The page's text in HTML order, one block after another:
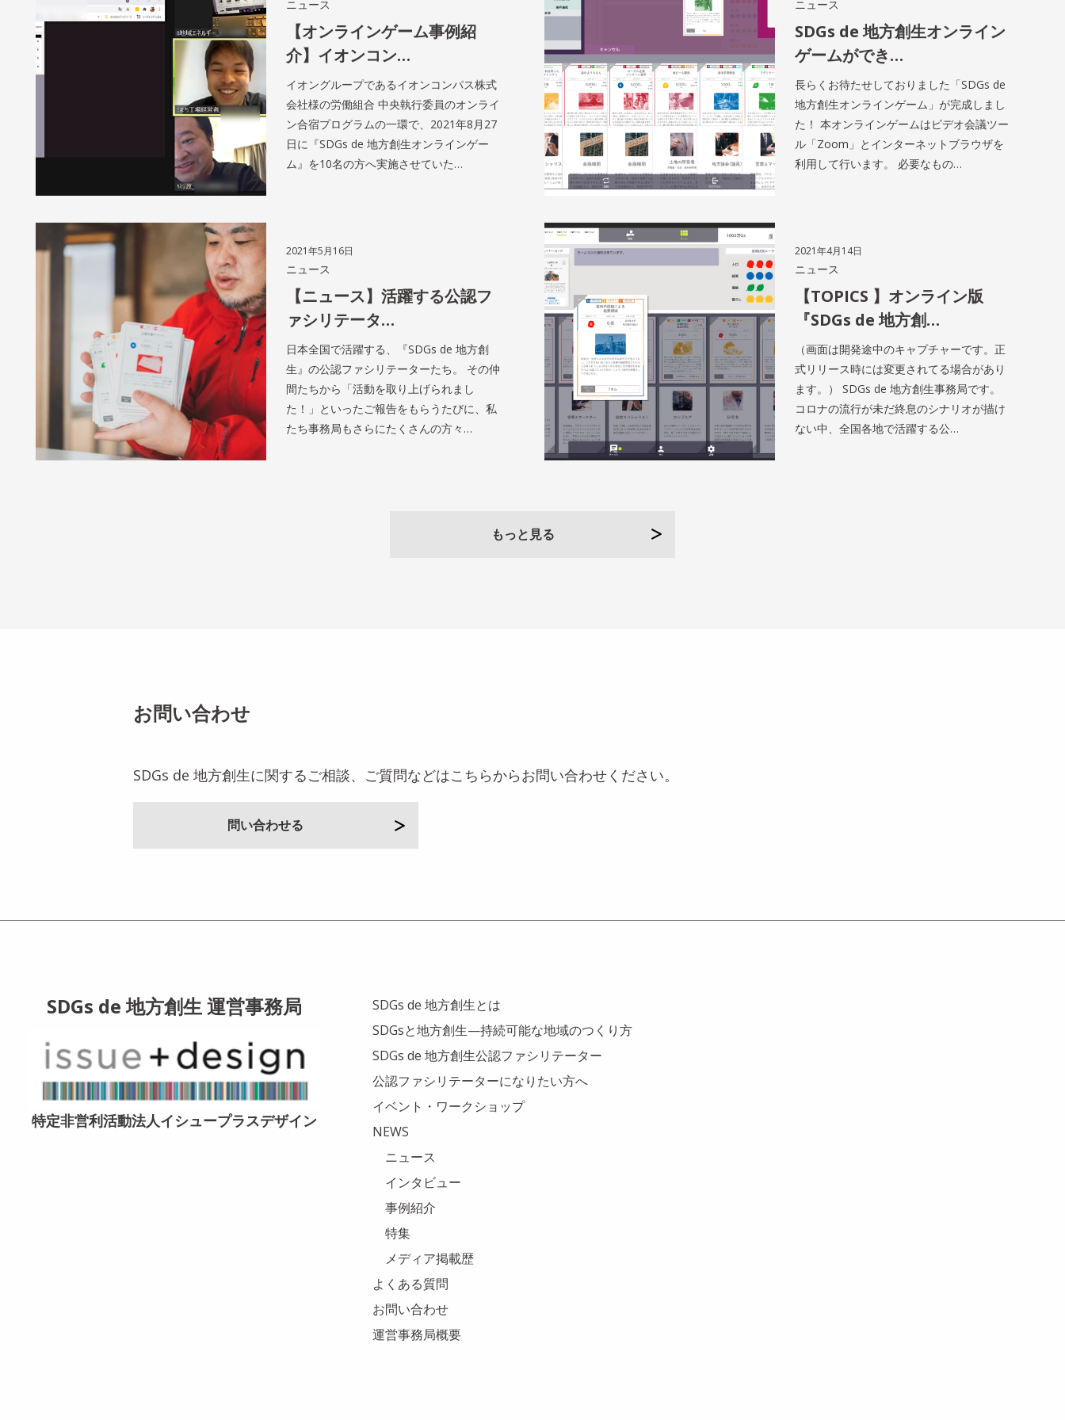
ニュース
【オンラインゲーム事例紹
介】イオンコン…
イオングループであるイオンコンパス株式
会社様の労働組合 中央執行委員のオンライ
ン合宿プログラムの一環で、2021年8月27
日に『SDGs de 地方創生オンラインゲー
ム』を10名の方へ実施させていた…
ニュース
SDGs de 地方創生オンライン
ゲームができ…
長らくお待たせしておりました「SDGs de
地方創生オンラインゲーム」が完成しまし
た！ 本オンラインゲームはビデオ会議ツー
ル「Zoom」とインターネットブラウザを
利用して行います。 必要なもの…
2021年5月16日
ニュース
【ニュース】活躍する公認フ
ァシリテータ…
日本全国で活躍する、『SDGs de 地方創
生』の公認ファシリテーターたち。 その仲
間たちから「活動を取り上げられまし
た！」といったご報告をもらうたびに、私
たち事務局もさらにたくさんの方々…
2021年4月14日
ニュース
【TOPICS 】オンライン版
『SDGs de 地方創…
（画面は開発途中のキャプチャーです。正
式リリース時には変更されてる場合があり
ます。） SDGs de 地方創生事務局です。
コロナの流行が未だ終息のシナリオが描け
ない中、全国各地で活躍する公…
もっと見る
お問い合わせ
SDGs de 地方創生に関するご相談、ご質問などはこちらからお問い合わせください。
問い合わせる
SDGs de 地方創生 運営事務局
特定非営利活動法人イシュープラスデザイン
SDGs de 地方創生とは
SDGsと地方創生—持続可能な地域のつくり方
SDGs de 地方創生公認ファシリテーター
公認ファシリテーターになりたい方へ
イベント・ワークショップ
NEWS
ニュース
インタビュー
事例紹介
特集
メディア掲載歴
よくある質問
お問い合わせ
運営事務局概要